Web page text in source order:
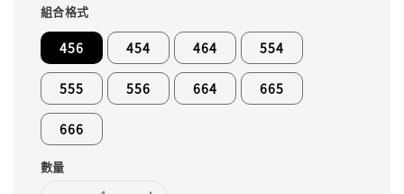
組合格式
456 454 464 554
555 556 664 665
666
數量